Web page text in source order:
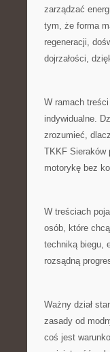
zarządzać
tym, że forma
regeneracji,
dojrzałości,
W ramach
indywidualne.
zrozumieć,
TKKF Sieraków
motorykę bez
W treściach
osób, które
techniką biegu,
rozsądną
Ważny dział
zasady od
coś jest